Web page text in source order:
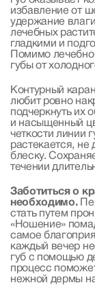
избавление от
удержание
лечебных
гладкими и
Помимо
губы от
Контурный
любит ровно
подчеркнуть их
и насыщенный
четкости линии
растекается, не
блеску.
течении
Заботиться о
необходимо.
стать путем
«Ношение»
самое
каждый вечер
губ с помощью
процесс
нежной дермы